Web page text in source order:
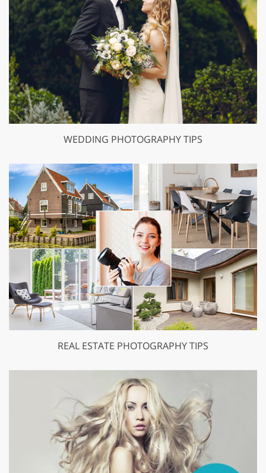
WEDDING PHOTOGRAPHY TIPS
REAL ESTATE PHOTOGRAPHY TIPS